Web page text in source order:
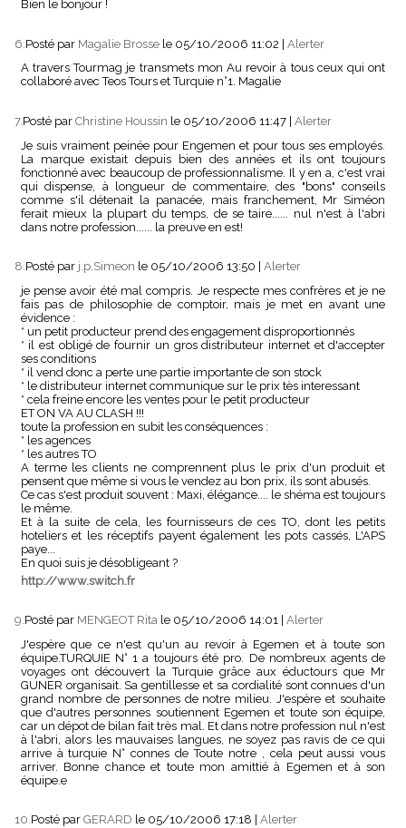
Bien le bonjour !
6. Posté par Magalie Brosse le 05/10/2006 11:02 | Alerter
A travers Tourmag je transmets mon Au revoir à tous ceux qui ont
collaboré avec Teos Tours et Turquie n°1. Magalie
7. Posté par Christine Houssin le 05/10/2006 11:47 Alerter
Je suis vraiment peinée pour Engemen et pour tous ses employés.
La marque existait depuis bien des années et ils ont toujours
fonctionné avec beaucoup de professionnalisme. Il y en a, c'est vrai
qui dispense, à longueur de commentaire, des "bons" conseils
comme s'il détenait la panacée, mais franchement, Mr Siméon
ferait mieux la plupart du temps, de se taire...... nul n'est à l'abri
dans notre profession...... la preuve en est!
8.Posté par j.p.Simeon le 05/10/2006 13:50
Alerter
je pense avoir été mal compris. Je respecte mes confrères et je ne
fais pas de philosophie de comptoir, mais je met en avant une
évidence :
* un petit producteur prend des engagement disproportionnés
* il est obligé de fournir un gros distributeur internet et d'accepter
ses conditions
* il vend donc a perte une partie importante de son stock
* le distributeur internet communique sur le prix tès interessant
* cela freine encore les ventes pour le petit producteur
ET ON VA AU CLASH !!!
toute la profession en subit les conséquences :
* les agences
* les autres TO
A terme les clients ne comprennent plus le prix d'un produit et
pensent que même si vous le vendez au bon prix, ils sont abusés.
Ce cas s'est produit souvent : Maxi, élégance.... le shéma est toujours
le même.
Et à la suite de cela, les fournisseurs de ces TO, dont les petits
hoteliers et les réceptifs payent également les pots cassés, L'APS
paye...
En quoi suis je désobligeant ?
http://www.switch.fr
9.Posté par MENGEOT Rita le 05/10/2006 14:01 Alerter
J'espère que ce n'est qu'un au revoir à Egemen et à toute son
équipe.TURQUIE N° 1 a toujours été pro. De nombreux agents de
voyages ont découvert la Turquie grâce aux éductours que Mr
GUNER organisait. Sa gentillesse et sa cordialité sont connues d'un
grand nombre de personnes de notre milieu. J'espère et souhaite
que d'autres personnes soutiennent Egemen et toute son équipe,
car un dépot de bilan fait très mal. Et dans notre profession nul n'est
à l'abri, alors les mauvaises langues, ne soyez pas ravis de ce qui
arrive à turquie N° connes de Toute notre , cela peut aussi vous
arriver. Bonne chance et toute mon amittié à Egemen et à son
équipe.e
10.Posté par GERARD le 05/10/2006 17:18
Alerter